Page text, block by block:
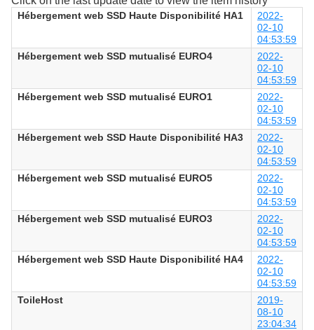
Hébergement web SSD Haute Disponibilité HA1
2022-
02-10
04:53:59
Hébergement web SSD mutualisé EURO4
2022-
02-10
04:53:59
Hébergement web SSD mutualisé EURO1
2022-
02-10
04:53:59
Hébergement web SSD Haute Disponibilité HA3
2022-
02-10
04:53:59
Hébergement web SSD mutualisé EURO5
2022-
02-10
04:53:59
Hébergement web SSD mutualisé EURO3
2022-
02-10
04:53:59
Hébergement web SSD Haute Disponibilité HA4
2022-
02-10
04:53:59
ToileHost
2019-
08-10
23:04:34